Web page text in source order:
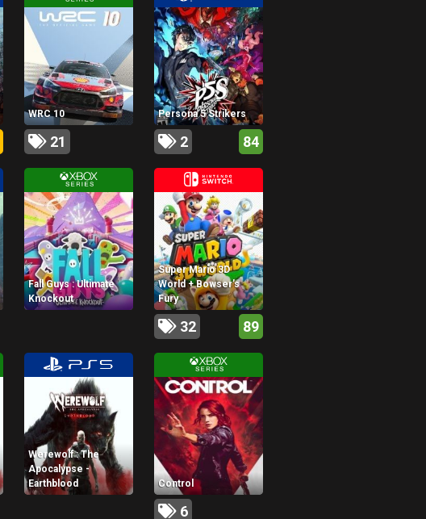
WRC 10
21
Persona 5 Strikers
2 84
Fall Guys : Ultimate
Knockout
Super Mario 3D
World + Bowser’s
Fury
32 89
Werewolf : The
Apocalypse -
Earthblood
Control
6